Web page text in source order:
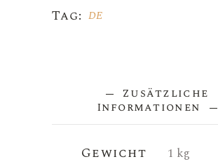
Tag: DE
Zusätzliche
Informationen
Gewicht 1 kg